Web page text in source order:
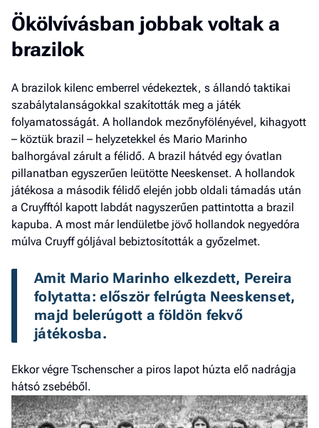
Ökölvívásban jobbak voltak a
brazilok
A brazilok kilenc emberrel védekeztek, s állandó taktikai
szabálytalanságokkal szakították meg a játék
folyamatosságát. A hollandok mezőnyfölényével, kihagyott
– köztük brazil – helyzetekkel és Mario Marinho
balhorgával zárult a félidő. A brazil hátvéd egy óvatlan
pillanatban egyszerűen leütötte Neeskenset. A hollandok
játékosa a második félidő elején jobb oldali támadás után
a Cruyfftól kapott labdát nagyszerűen pattintotta a brazil
kapuba. A most már lendületbe jövő hollandok negyedóra
múlva Cruyff góljával bebiztosították a győzelmet.
Amit Mario Marinho elkezdett, Pereira
folytatta: először felrúgta Neeskenset,
majd belerúgott a földön fekvő
játékosba.
Ekkor végre Tschenscher a piros lapot húzta elő nadrágja
hátsó zsebéből.